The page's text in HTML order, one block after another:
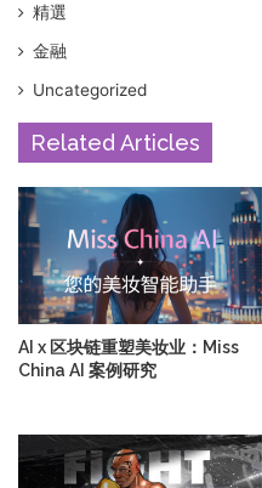
精選
金融
Uncategorized
Related Articles
AI x 区块链重塑美妆业：Miss
China AI 案例研究